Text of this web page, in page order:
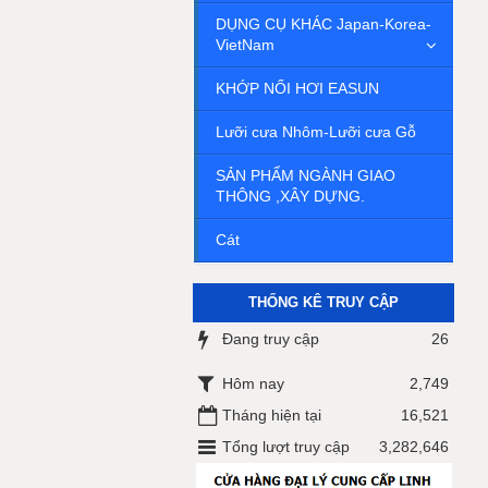
DỤNG CỤ KHÁC Japan-Korea-
VietNam
KHỚP NỐI HƠI EASUN
Lưỡi cưa Nhôm-Lưỡi cưa Gỗ
SẢN PHẨM NGÀNH GIAO
THÔNG ,XÂY DỰNG.
Cát
THỐNG KÊ TRUY CẬP
Đang truy cập 26
Hôm nay
2,749
Tháng hiện tại
16,521
Tổng lượt truy cập
3,282,646